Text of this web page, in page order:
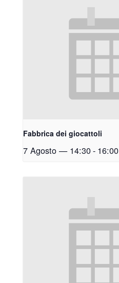
Fabbrica dei giocattoli
7 Agosto — 14:30- 16:00